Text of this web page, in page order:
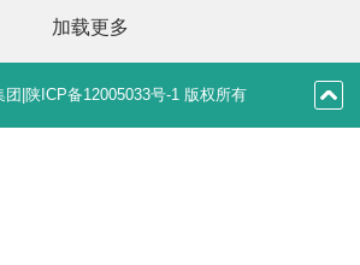
加载更多
团|陕ICP备12005033号-1 版权所有